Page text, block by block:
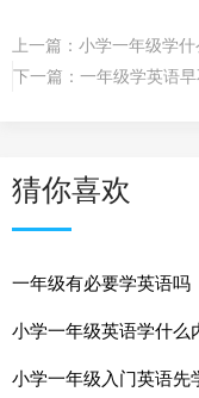
上一篇： 小学一年级学
下一篇： 一年级学英语
猜你喜欢
一年级有必要学英语吗
小学一年级英语学什么
小学一年级入门英语先